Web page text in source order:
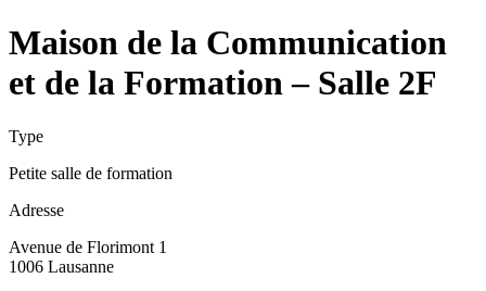
Maison de la Communication
et de la Formation – Salle 2F
Type
Petite salle de formation
Adresse
Avenue de Florimont 1
1006 Lausanne